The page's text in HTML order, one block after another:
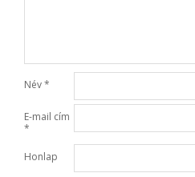
Név*
E-mail cím
*
Honlap